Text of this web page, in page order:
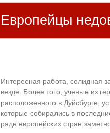
Европейцы
Интересная работа, солидная
везде. Более того, ученые из
расположенного в Дуйсбурге,
которые собирались в
ряде европейских стран